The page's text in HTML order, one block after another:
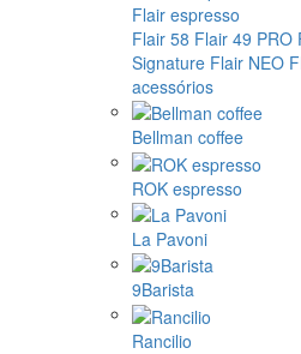
Flair espresso
Flair 58 Flair 49 PRO
Signature Flair NEO
acessórios
Bellman coffee
ROK espresso
La Pavoni
9Barista
Rancilio